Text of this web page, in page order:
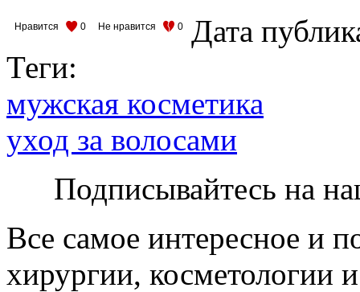
Нравится 0 Не нравится 0
Дата
Теги:
мужская косметика
уход за волосами
Подписывайтесь на
Все самое интересное и
хирургии, косметологии